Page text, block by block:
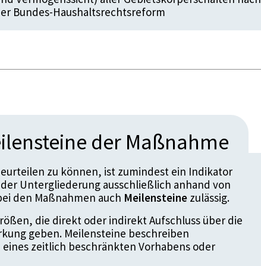
Bundes-Haushaltsrechtsreform
der Maßnahme
zu können, ist zumindest ein Indikator
Untergliederung ausschließlich anhand von
den Maßnahmen auch Meilensteine zulässig.
die direkt oder indirekt Aufschluss über die
geben. Meilensteine beschreiben
zeitlich beschränkten Vorhabens oder